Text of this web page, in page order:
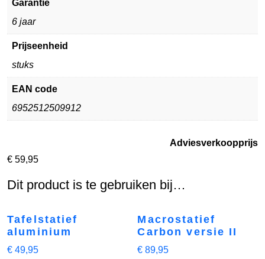
Garantie
6 jaar
Prijseenheid
stuks
EAN code
6952512509912
Adviesverkoopprijs
€ 59,95
Dit product is te gebruiken bij…
Tafelstatief
aluminium
€ 49,95
Macrostatief
Carbon versie II
€ 89,95